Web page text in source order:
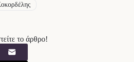
το άρθρο!